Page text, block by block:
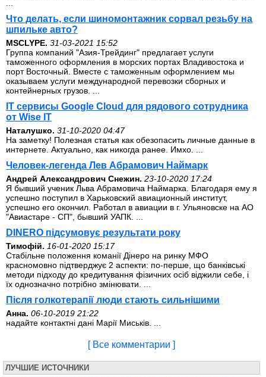
Что делать, если шиномонтажник сорвал резьбу на
шпильке авто?
MSCLYPE. 31-03-2021 15:52
Группа компаний "Азия-Трейдинг" предлагает услуги
таможенного оформления в морских портах Владивостока и
порт Восточный. Вместе с таможенным оформлением мы
оказываем услуги международной перевозки сборных и
контейнерных грузов. ...
IT сервисы Google Cloud для рядового сотрудника
от Wise IT
Наталушко. 31-10-2020 04:47
На заметку! Полезная статья как обезопасить личные данные в
интернете. Актуально, как никогда ранее. Имхо. ...
Человек-легенда Лев Абрамович Наймарк
Андрей Александрович Снежин. 23-10-2020 17:24
Я бывший ученик Льва Абрамовича Наймарка. Благодаря ему я
успешно поступил в Харьковский авиационный институт,
успешно его окончил. Работал в авиации в г. Ульяновске на АО
"Авиастаре - СП", бывший УАПК. ...
DINERO підсумовує результати року
Тимофій. 16-01-2020 15:17
Стабільне положення команії Дінеро на ринку МФО
красномовно підтверджує 2 аспекти: по-перше, що банківські
методи підходу до кредитування фізичних осіб віджили себе, і
їх однозначно потрібно змінювати. ...
Після голкотерапії люди стають сильнішими
Анна. 06-10-2019 21:22
надайте контактні дані Марії Миськів. ...
[ Все комментарии ]
ЛУЧШИЕ ИСТОЧНИКИ